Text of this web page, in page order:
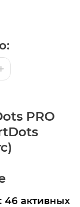
PRO
46 активных